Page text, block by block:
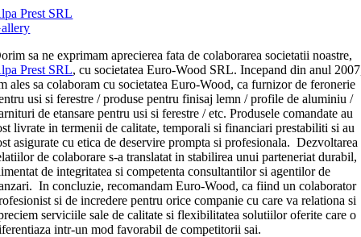
Prest SRL
sa ne exprimam aprecierea fata de colaborarea societatii noastre,
Prest SRL, cu societatea Euro-Wood SRL. Incepand din anul
ales sa colaboram cu societatea Euro-Wood, ca furnizor de feronerie
usi si ferestre / produse pentru finisaj lemn / profile de aluminiu /
de etansare pentru usi si ferestre / etc. Produsele comandate au
livrate in termenii de calitate, temporali si financiari prestabiliti si au
asigurate cu etica de deservire prompta si profesionala. Dezvoltarea
de colaborare s-a translatat in stabilirea unui parteneriat durabil,
de integritatea si competenta consultantilor si agentilor de
In concluzie, recomandam Euro-Wood, ca fiind un colaborator
si de incredere pentru orice companie cu care va relationa si
serviciile sale de calitate si flexibilitatea solutiilor oferite care o
intr-un mod favorabil de competitorii sai.